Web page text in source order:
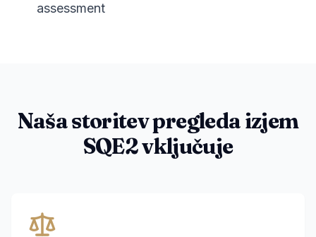
assessment
Naša storitev pregleda izjem
SQE2 vključuje